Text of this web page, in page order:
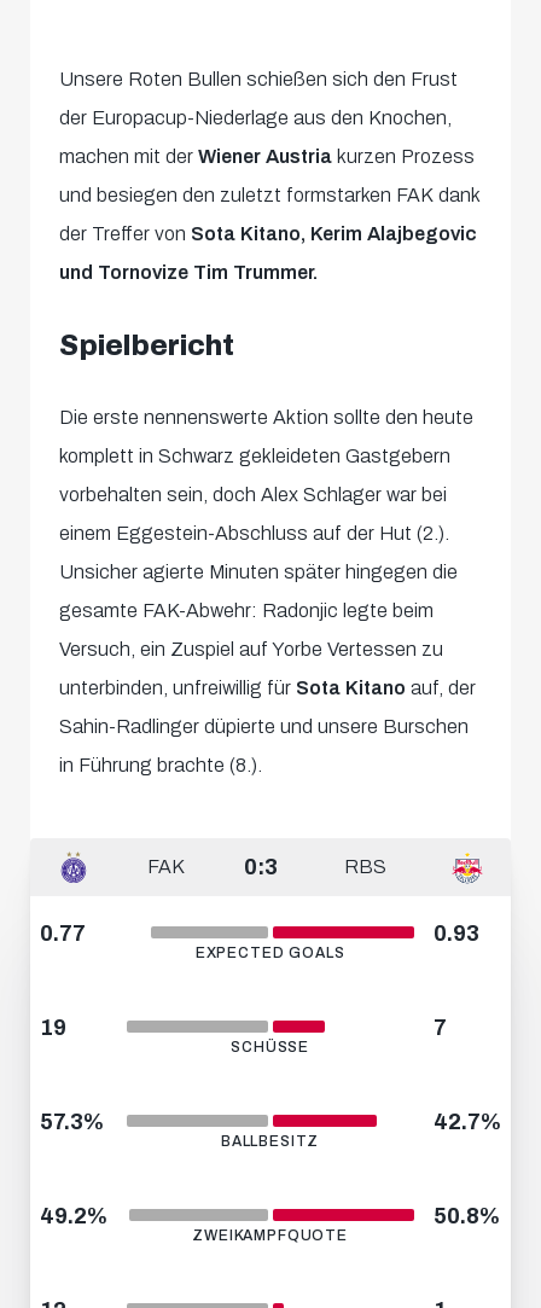
Unsere Roten Bullen schießen sich den Frust
der Europacup-Niederlage aus den Knochen,
machen mit derWiener Austria kurzen Prozess
und besiegen den zuletzt formstarken FAK dank
der Treffer von Sota Kitano, Kerim Alajbegovic
und Tornovize Tim Trummer.
Spielbericht
Die erste nennenswerte Aktion sollte den heute
komplett in Schwarz gekleideten Gastgebern
vorbehalten sein, doch Alex Schlager war bei
einem Eggestein-Abschluss auf der Hut (2.).
Unsicher agierte Minuten später hingegen die
gesamte FAK-Abwehr: Radonjic legte beim
Versuch, ein Zuspiel auf Yorbe Vertessen zu
unterbinden, unfreiwillig für Sota Kitano auf, der
Sahin-Radlinger düpierte und unsere Burschen
in Führung brachte (8.).
FAK 0:3 RBS
0.77
EXPECTED GOALS
0.93
19
SCHÜSSE
7
57.3%
BALLBESITZ
42.7%
49.2%
ZWEIKAMPFQUOTE
50.8%